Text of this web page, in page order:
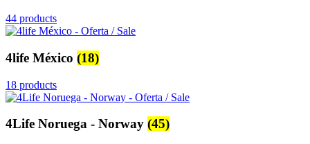
44 products
4life México (18)
18 products
4Life Noruega - Norway (45)